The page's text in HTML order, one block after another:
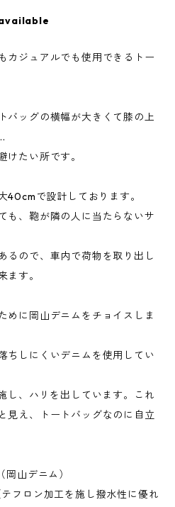
カジュアルでも使用できるトー
バッグの横幅が大きくて膝の上
けたい所です。
40cmで設計しております。
も、鞄が隣の人に当たらないサ
るので、車内で荷物を取り出し
ます。
めに岡山デニムをチョイスしま
ちしにくいデニムを使用してい
し、ハリを出しています。これ
見え、トートバッグなのに自立
山デニム）
フロン加工を施し撥水性に優れ